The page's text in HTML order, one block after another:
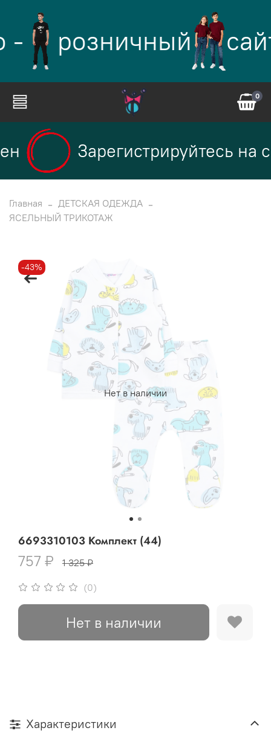
- розничный
0
Зарегистрируйтесь на
Главная
ДЕТСКАЯ ОДЕЖДА
ЯСЕЛЬНЫЙ ТРИКОТАЖ
Нет в наличии
-43%
(0)
6693310103 Комплект (44)
757 ₽ 1 325 ₽
Нет в наличии
Характеристики